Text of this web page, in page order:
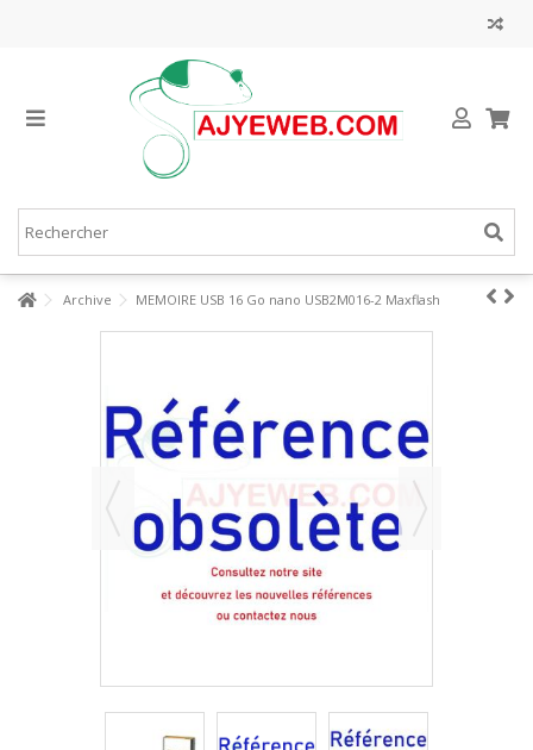
Archive MEMOIRE USB 16 Go nano USB2M016-2 Maxflash